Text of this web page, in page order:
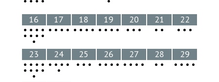
16
••••
• • • •
•
17
••••
18
••••
19
••••
20
•••
21
••
22
•••
23
••••
• • • •
•
24
••••
•
25
•••
26
••••
27
••••
28
••
29
••••